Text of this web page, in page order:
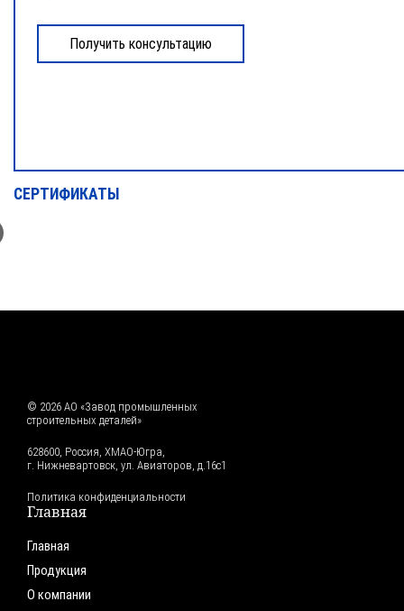
СЕРТИФИКАТЫ
© 2026 АО «Завод промышленных
строительных деталей»
628600, Россия, ХМАО-Югра,
г. Нижневартовск, ул. Авиаторов, д.16с1
Политика конфиденциальности
Главная
Главная
Продукция
О компании